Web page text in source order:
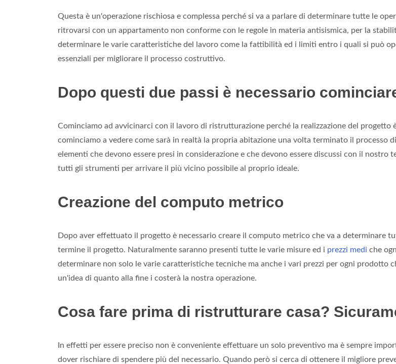
Questa è un'operazione rischiosa e complessa perché si va a parlare di determinare tutte le
ritrovarsi con un appartamento non conforme con le regole in materia antisismica, per la
determinare le varie caratteristiche del lavoro come la fattibilità ed i limiti entro i quali si può
essenziali per migliorare il processo costruttivo.
Dopo questi due passi è necessario
Cominciamo ad avvicinarci con il lavoro di ristrutturazione perché la realizzazione del
cominciamo a vedere come sarà in realtà la propria abitazione una volta terminato il processo
elementi che devono essere presi in considerazione e che devono essere discussi con il
tutti gli strumenti per arrivare il più vicino possibile al proprio ideale.
Creazione del computo metrico
Dopo aver effettuato il progetto è necessario creare il computo metrico che va a determinare
termine il progetto. Naturalmente saranno presenti tutte le varie misure ed i prezzi medi che
determinare non solo le varie caratteristiche tecniche ma anche i vari prezzi per ogni prodotto
un'idea di quanto alla fine i costerà la nostra operazione.
Cosa fare prima di ristrutturare casa?
In effetti per essere preciso non è conveniente effettuare un solo preventivo ma è sempre
dover rischiare di spendere più del necessario. Quando però si cerca di ottenere il migliore